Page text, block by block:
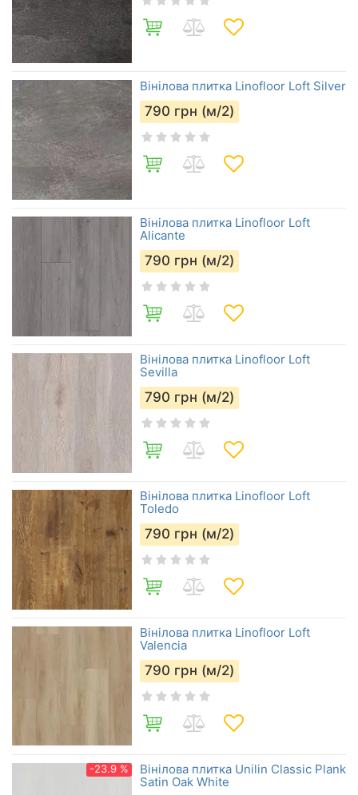
Вінілова плитка Linofloor Loft Silver
790 грн (м/2)
Вінілова плитка Linofloor Loft
Alicante
790 грн (м/2)
Вінілова плитка Linofloor Loft
Sevilla
790 грн (м/2)
Вінілова плитка Linofloor Loft
Toledo
790 грн (м/2)
Вінілова плитка Linofloor Loft
Valencia
790 грн (м/2)
-23.9 %
Вінілова плитка Unilin Classic Plank
Satin Oak White